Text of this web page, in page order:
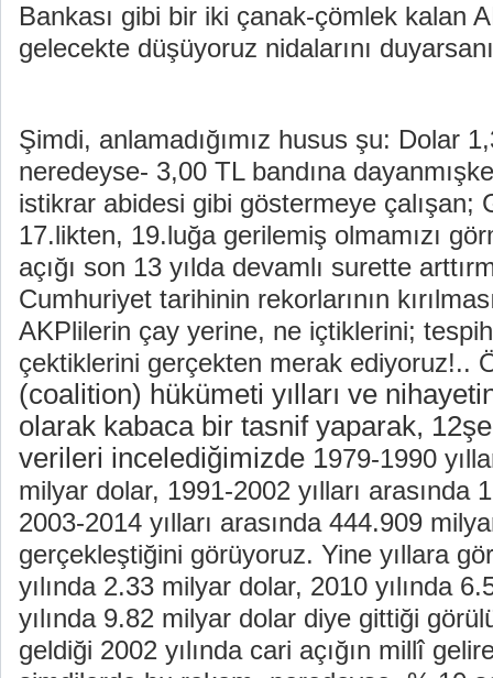
Bankası gibi bir iki çanak-çömlek kalan
gelecekte düşüyoruz nidalarını
Şimdi, anlamadığımız husus şu: Dolar
neredeyse- 3,00 TL bandına
istikrar abidesi gibi göstermeye çalışan;
17.likten, 19.luğa gerilemiş olmamızı
açığı son 13 yılda devamlı surette
Cumhuriyet tarihinin rekorlarının
AKPlilerin çay yerine, ne içtiklerini;
çektiklerini gerçekten merak ediyoruz!..
(coalition) hükümeti yılları ve
olarak kabaca bir tasnif yaparak,
verileri incelediğimizde 1979-1990
milyar dolar, 1991-2002 yılları arasında
2003-2014 yılları arasında 444.909
gerçekleştiğini görüyoruz. Yine yıllara
yılında 2.33 milyar dolar, 2010 yılında
yılında 9.82 milyar dolar diye gittiği
geldiği 2002 yılında cari açığın millî